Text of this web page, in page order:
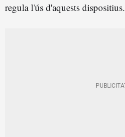
regula l'ús d'aquests dispositius.